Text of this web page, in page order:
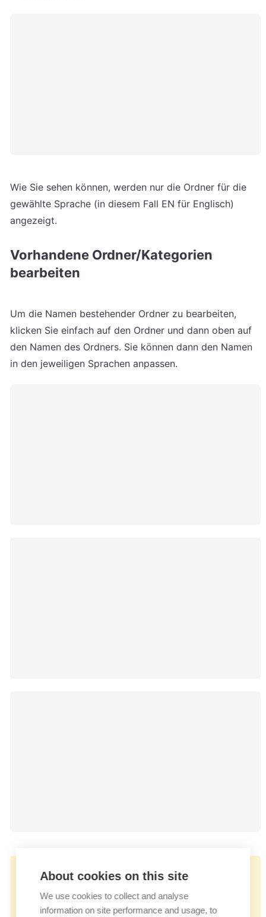
Wie Sie sehen können, werden nur die Ordner für die
gewählte Sprache (in diesem Fall EN für Englisch)
angezeigt.
Vorhandene Ordner/Kategorien
bearbeiten
Um die Namen bestehender Ordner zu bearbeiten,
klicken Sie einfach auf den Ordner und dann oben auf
den Namen des Ordners. Sie können dann den Namen
https://docs.userlike.com/features/ai-
automation-hub/create-a-central-
About cookies on this site
We use cookies to collect and analyse
information on site performance and usage, to